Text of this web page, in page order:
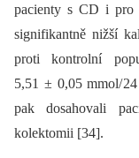
pacienty s CD i pro
signifikantně nižší
proti kontrolní
5,51 ± 0,05 mmol/
pak dosahovali
kolektomii [34].